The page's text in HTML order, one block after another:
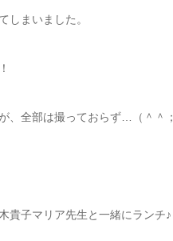
しまいました。
、全部は撮っておらず…（＾＾；
貴子マリア先生と一緒にランチ♪